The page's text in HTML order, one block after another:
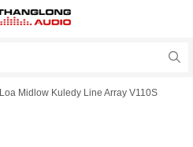
Loa Midlow Kuledy Line Array V110S